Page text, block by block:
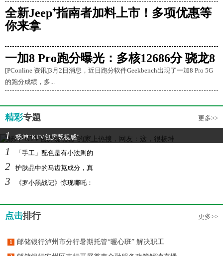
全新Jeep⁺指南者加料上市！多项优惠等
你来拿
...
一加8 Pro跑分曝光：多核12686分 骁龙8
[PConline 资讯]3月2日消息，近日跑分软件Geekbench出现了一加8 Pro 5G
的跑分成绩，多...
精彩专题 更多>>
1 杨坤“KTV包房既视感”
1 「手工」配色是有小法则的
2 护肤品中的马齿苋成分，真
3 《罗小黑战记》惊现哪吒：
点击排行 更多>>
1 邮储银行泸州市分行暑期托管“暖心班” 解决职工